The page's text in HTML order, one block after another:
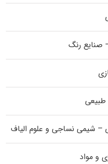
صنایع رنگ
طبیعی
– شیمی نساجی و علوم الیاف
و مواد